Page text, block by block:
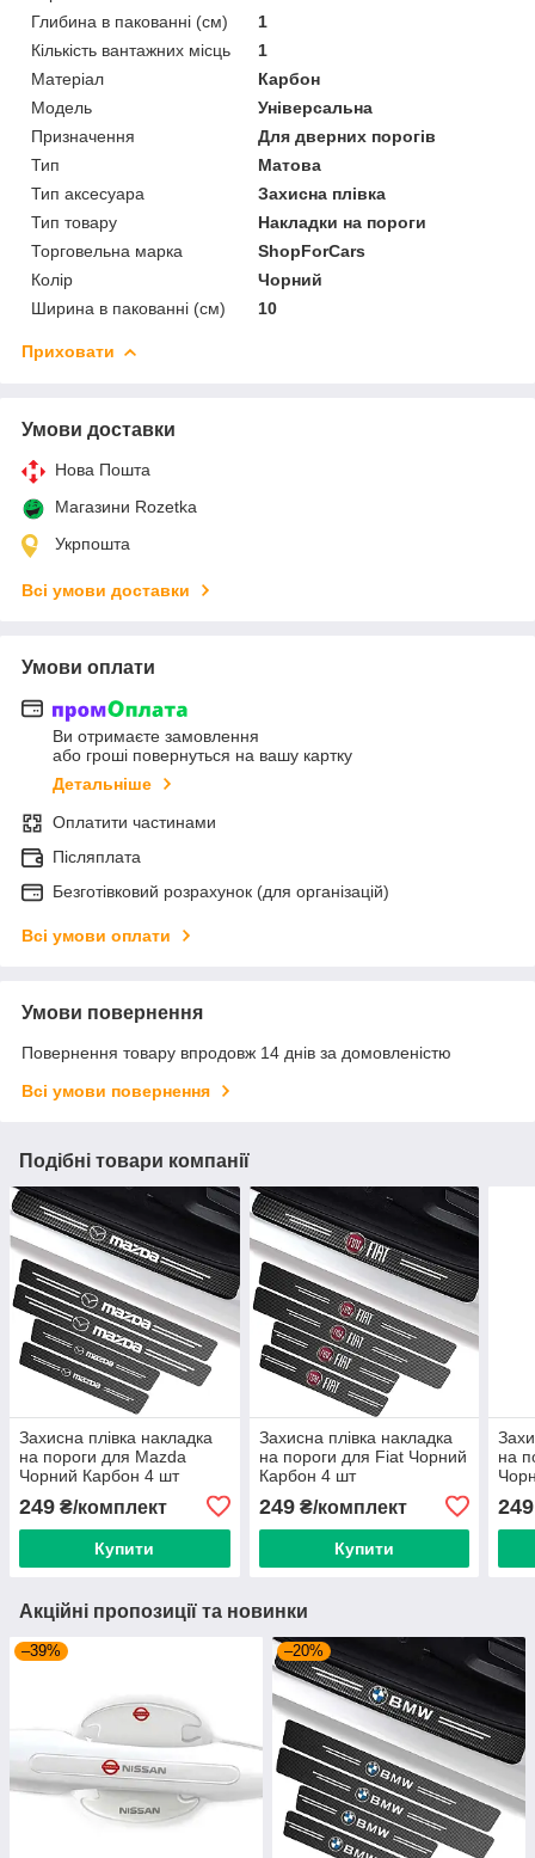
Глибина в пакованні (см)
1
Кількість вантажних місць
1
Матеріал
Карбон
Мoдель
Універсальна
Призначення
Для дверних порогів
Тип
Матова
Тип аксесуара
Захисна плівка
Тип товару
Накладки на пороги
Торговельна марка
ShopForCars
Колір
Чорний
Ширина в пакованні (см)
10
Приховати
Умови доставки
Нова Пошта
Магазини Rozetka
Укрпошта
Всі умови доставки
Умови оплати
Ви отримаєте замовлення
або гроші повернуться на вашу картку
Детальніше
Оплатити частинами
Післяплата
Безготівковий розрахунок (для організацій)
Всі умови оплати
Умови повернення
Повернення товару впродовж 14 днів за домовленістю
Всі умови повернення
Подібні товари компанії
Захисна плівка накладка
на пороги для Mazda
Чорний Карбон 4 шт
249 ₴/комплект
Купити
Захисна плівка накладка
на пороги для Fiat Чорний
Карбон 4 шт
249₴/комплект
Купити
на
249
Акційні пропозиції та новинки
–39% –20%